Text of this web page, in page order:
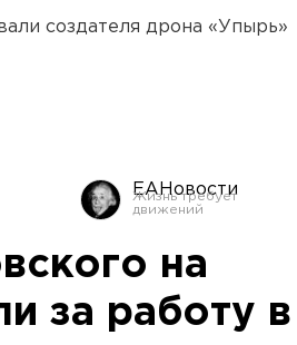
создателя дрона «Упырь»
ЕАНовости
на
за работу в